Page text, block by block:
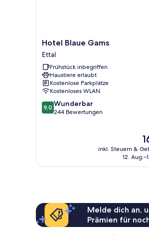
Hotel
Blaue
Gams
Ettal
Hotel Blaue Gams
Ettal
Frühstück inbegriffen
Haustiere erlaubt
Kostenlose Parkplätze
Kostenloses WLAN
9.0
von
9,0 Wunderbar
244 Bewertungen
inkl. Steuern &
12.
Melde dich an,
Prämien für